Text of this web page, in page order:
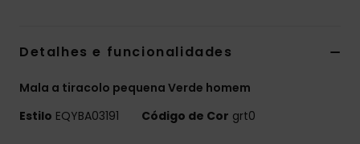
Detalhes e funcionalidades
Mala a tiracolo pequena Verde homem
Estilo EQYBA03191 Código de Cor grt0